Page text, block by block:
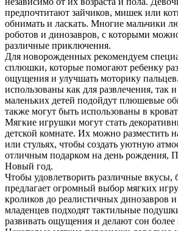
предпочтитают зайчиков, мишек или
обнимать и ласкать. Многие мальчики
роботов и динозавров, с которыми
различные приключения.
Для новорожденных рекомендуем
сплюшки, которые помогают ребенку
ощущения и улучшать моторику
использованы как для развлечения, так
маленьких детей подойдут плюшевые
также могут быть использованы в
Мягкие игрушки могут стать
детской комнате. Их можно разместить
или стульях, чтобы создать уютную
отличным подарком на день рождения,
Новый год.
Чтобы удовлетворить различные вкусы,
предлагает огромный выбор мягких
кроликов до реалистичных динозавров
младенцев подходят тактильные
развивать ощущения и делают сон